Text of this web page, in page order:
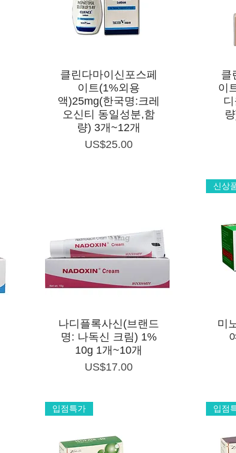
제품보기
클린다마이신포스페
이트(1%외용
액)25mg(한국명:크레
오신티 동일성분,함
량) 3개~12개
가격
US$25.00
클
이
제품보기
나디플록사신(브랜드
명: 나독신 크림) 1%
10g 1개~10개
가격
US$17.00
신상
미
입점특가 입점